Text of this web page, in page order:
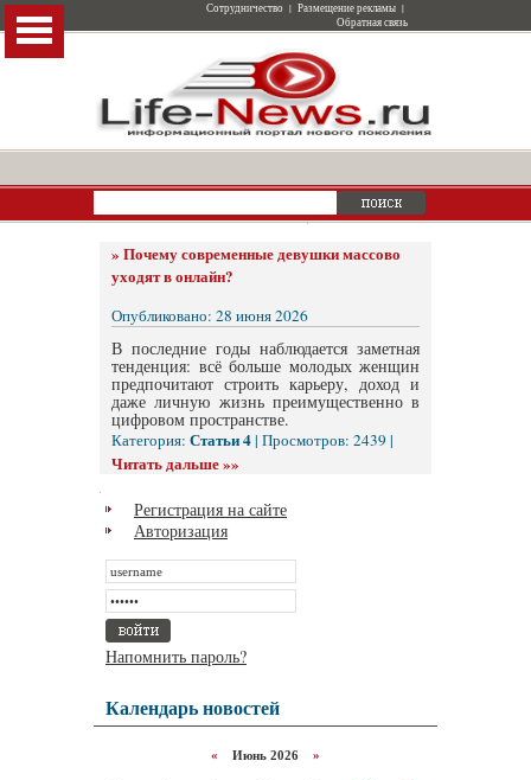
Сотрудничество | Размещение рекламы |
Обратная связь
» Почему современные девушки массово
уходят в онлайн?
Опубликовано: 28 июня 2026
В последние годы наблюдается заметная
тенденция: всё больше молодых женщин
предпочитают строить карьеру, доход и
даже личную жизнь преимущественно в
цифровом пространстве.
Категория: Статьи 4| Просмотров: 2439 |
Читать дальше »»
Регистрация на сайте
Авторизация
Напомнить пароль?
Календарь новостей
« Июнь 2026 »